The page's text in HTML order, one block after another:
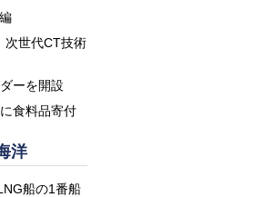
次世代CT技術
ーを開設
食料品寄付
洋
船の1番船